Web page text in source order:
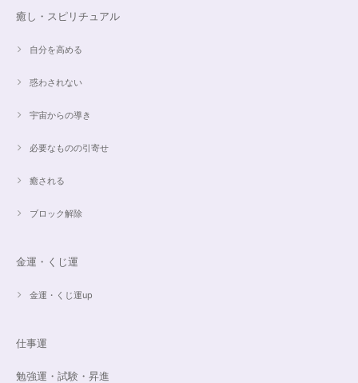
癒し・スピリチュアル
自分を高める
惑わされない
宇宙からの導き
必要なものの引寄せ
癒される
ブロック解除
金運・くじ運
金運・くじ運up
仕事運
勉強運・試験・昇進